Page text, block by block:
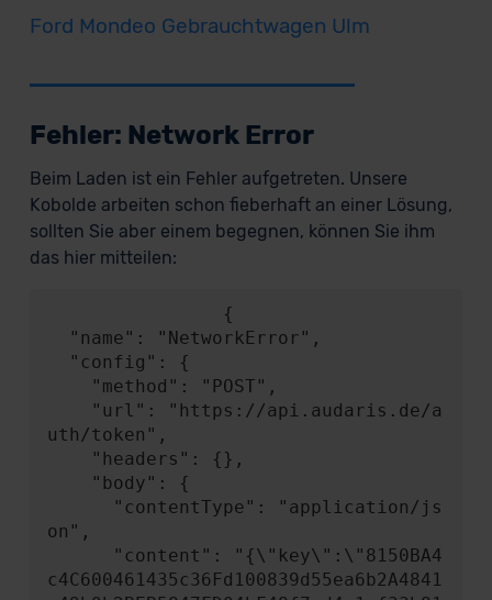
Ford Mondeo Gebrauchtwagen Ulm
Fehler: Network Error
Beim Laden ist ein Fehler aufgetreten. Unsere
Kobolde arbeiten schon fieberhaft an einer Lösung,
sollten Sie aber einem begegnen, können Sie ihm
das hier mitteilen:
uth/token",
on",
c4C600461435c36Fd100839d55ea6b2A4841